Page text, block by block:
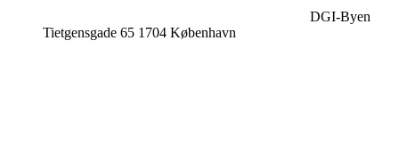
DGI-Byen
Tietgensgade 65 1704 København